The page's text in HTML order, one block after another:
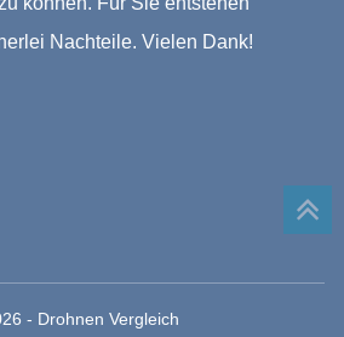
Nachteile. Vielen Dank!
- Drohnen Vergleich